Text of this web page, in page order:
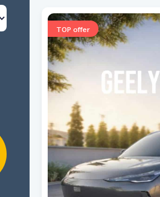
TOP offer